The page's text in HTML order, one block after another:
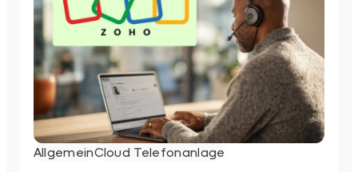
AllgemeinCloud Telefonanlage